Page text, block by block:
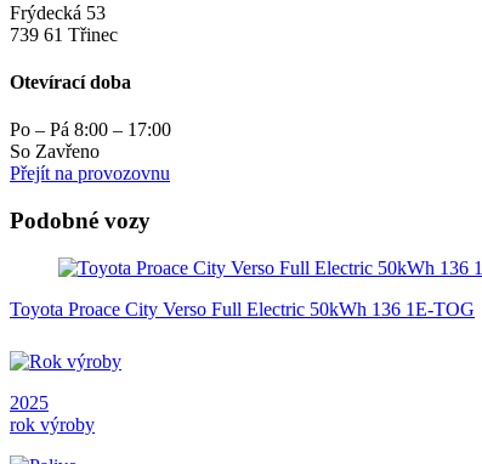
Frýdecká 53
739 61 Třinec
Otevírací doba
Po – Pá 8:00 – 17:00
So Zavřeno
Přejít na provozovnu
Podobné vozy
Toyota Proace City Verso Full Electric 50kWh 136 1E-TOG
2025
rok výroby